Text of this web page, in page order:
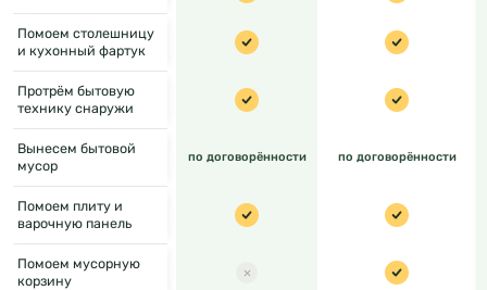
Помоем столешницу
и кухонный фартук
Протрём бытовую
технику снаружи
Вынесем бытовой
мусор
по договорённости по договорённости
Помоем плиту и
варочную панель
Помоем мусорную
корзину